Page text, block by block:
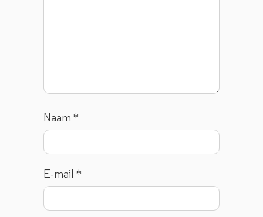
Naam*
E-mail*